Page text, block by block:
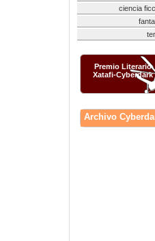
ciencia
Premio Literario
Xatafi-Cyberdark
Archivo